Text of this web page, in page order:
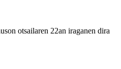
otsailaren 22an iraganen dira